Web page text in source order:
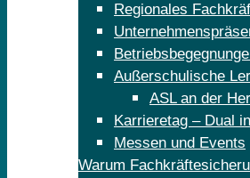
Regionales
Außerschulische
ASL an der
Karrieretag – Dual
Messen und Events
Warum